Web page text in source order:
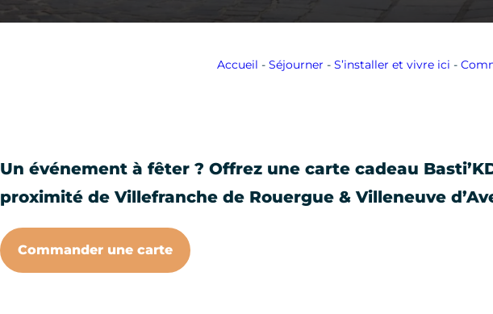
Accueil - Séjourner - S’installer et vivre ici -
Un événement à fêter ? Offrez une carte cadeau
proximité de Villefranche de Rouergue & Villeneuve
Commander une carte